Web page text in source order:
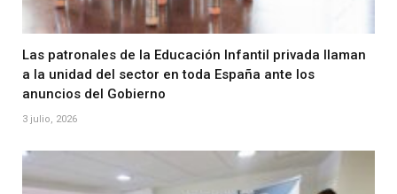
Las patronales de la Educación Infantil privada llaman
a la unidad del sector en toda España ante los
anuncios del Gobierno
3 julio, 2026